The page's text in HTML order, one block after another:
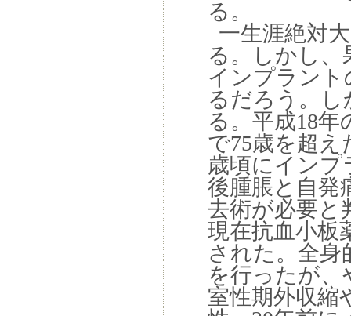
る。
一生涯絶対
る。しかし
インプラント
るだろう。し
る。平成18
で75歳を超え
歳頃にイン
後腫脹と自発
去術が必要と
現在抗血小板
された。全身
を行ったが、
室性期外収縮